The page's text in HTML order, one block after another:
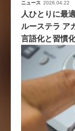
ニュース 2026.04.22
人ひとりに最
ルーステラ ア
言語化と習慣